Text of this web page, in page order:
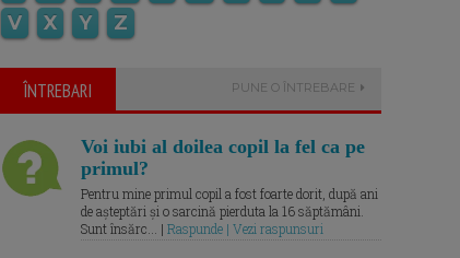
V
X Y Z
ÎNTREBARI PUNE O ÎNTREBARE
Voi iubi al doilea copil la fel ca pe
primul?
Pentru mine primul copil a fost foarte dorit, după ani
de așteptări și o sarcină pierduta la 16 săptămâni.
Sunt însărc... | Raspunde | Vezi raspunsuri